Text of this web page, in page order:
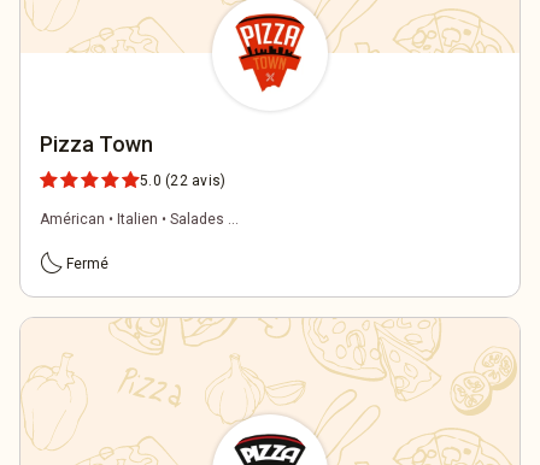
Pizza Town
5.0 (22 avis)
Américan • Italien • Salades ...
bedtime Fermé